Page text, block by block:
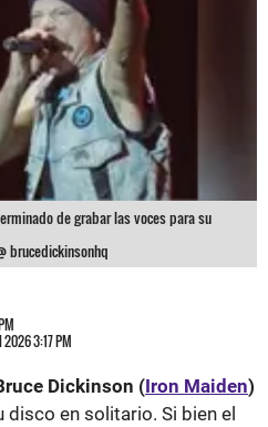
de grabar las voces para su
brucedickinsonhq
3:17 PM
Dickinson (Iron Maiden)
en solitario. Si bien el